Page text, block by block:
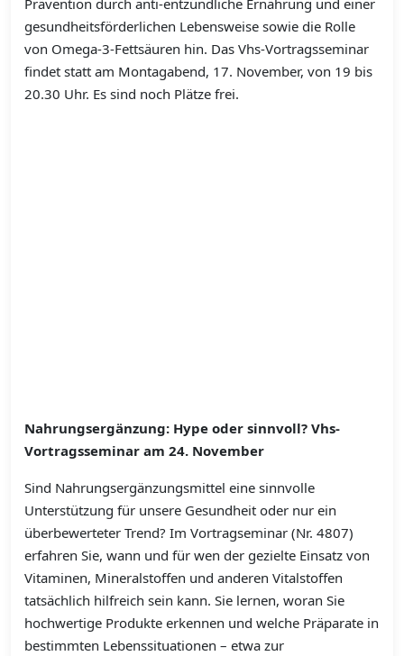
Prävention durch anti-entzündliche Ernährung und einer
gesundheitsförderlichen Lebensweise sowie die Rolle
von Omega-3-Fettsäuren hin. Das Vhs-Vortragsseminar
findet statt am Montagabend, 17. November, von 19 bis
20.30 Uhr. Es sind noch Plätze frei.
Nahrungsergänzung: Hype oder sinnvoll? Vhs-
Vortragsseminar am 24. November
Sind Nahrungsergänzungsmittel eine sinnvolle
Unterstützung für unsere Gesundheit oder nur ein
überbewerteter Trend? Im Vortragseminar (Nr. 4807)
erfahren Sie, wann und für wen der gezielte Einsatz von
Vitaminen, Mineralstoffen und anderen Vitalstoffen
tatsächlich hilfreich sein kann. Sie lernen, woran Sie
hochwertige Produkte erkennen und welche Präparate in
bestimmten Lebenssituationen – etwa zur